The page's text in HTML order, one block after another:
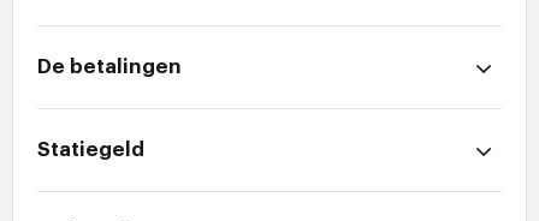
De betalingen
Statiegeld